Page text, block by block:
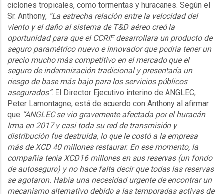
ciclones tropicales, como tormentas y huracanes. Según el
Sr. Anthony, “La estrecha relación entre la velocidad del
viento y el daño al sistema de T&D aéreo creó la
oportunidad para que el CCRIF desarrollara un producto de
seguro paramétrico nuevo e innovador que podría tener un
precio mucho más competitivo en el mercado que el
seguro de indemnización tradicional y presentaría un
riesgo de base más bajo para los servicios públicos
asegurados”. El Director Ejecutivo interino de ANGLEC,
Peter Lamontagne, está de acuerdo con Anthony al afirmar
que “ANGLEC se vio gravemente afectada por el huracán
Irma en 2017 y casi toda su red de transmisión y
distribución fue destruida, lo que le costó a la empresa
más de XCD 40 millones restaurar. En ese momento, la
compañía tenía XCD16 millones en sus reservas (un fondo
de autoseguro) y no hace falta decir que todas las reservas
se agotaron. Había una necesidad urgente de encontrar un
mecanismo alternativo debido a las temporadas activas de